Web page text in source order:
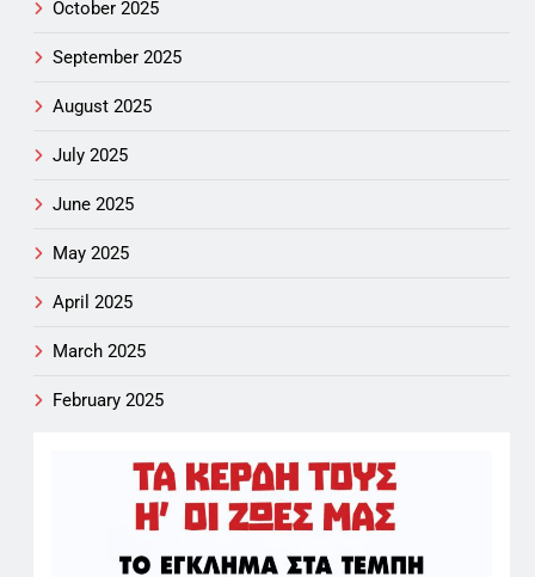
October 2025
September 2025
August 2025
July 2025
June 2025
May 2025
April 2025
March 2025
February 2025